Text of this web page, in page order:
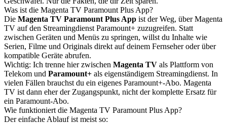
Was ist die Magenta TV Paramount Plus App?
Die Magenta TV Paramount Plus App ist der Weg, über Magenta
TV auf den Streamingdienst Paramount+ zuzugreifen. Statt
zwischen Geräten und Menüs zu springen, willst du Inhalte wie
Serien, Filme und Originals direkt auf deinem Fernseher oder über
kompatible Geräte abrufen.
Wichtig: Ich trenne hier zwischen Magenta TV als Plattform von
Telekom und Paramount+ als eigenständigem Streamingdienst. In
vielen Fällen brauchst du ein eigenes Paramount+-Abo. Magenta
TV ist dann eher der Zugangspunkt, nicht der komplette Ersatz für
ein Paramount-Abo.
Wie funktioniert die Magenta TV Paramount Plus App?
Der einfache Ablauf ist meist so: